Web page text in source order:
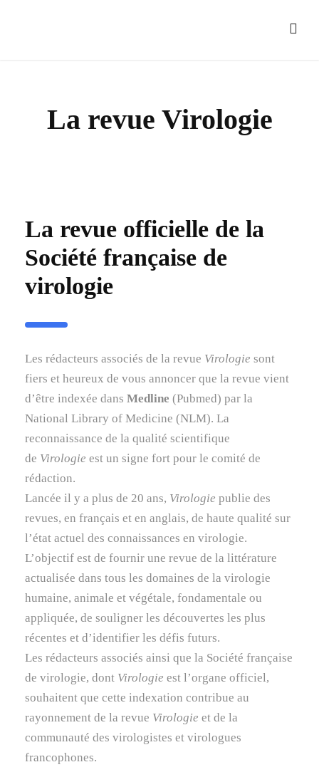
La revue Virologie
La revue officielle de la
Société française de
virologie
Les rédacteurs associés de la revue Virologie sont
fiers et heureux de vous annoncer que la revue vient
d’être indexée dans Medline (Pubmed) par la
National Library of Medicine (NLM). La
reconnaissance de la qualité scientifique
de Virologie est un signe fort pour le comité de
rédaction.
Lancée il y a plus de 20 ans, Virologie publie des
revues, en français et en anglais, de haute qualité sur
l’état actuel des connaissances en virologie.
L’objectif est de fournir une revue de la littérature
actualisée dans tous les domaines de la virologie
humaine, animale et végétale, fondamentale ou
appliquée, de souligner les découvertes les plus
récentes et d’identifier les défis futurs.
Les rédacteurs associés ainsi que la Société française
de virologie, dont Virologie est l’organe officiel,
souhaitent que cette indexation contribue au
rayonnement de la revue Virologie et de la
communauté des virologistes et virologues
francophones.